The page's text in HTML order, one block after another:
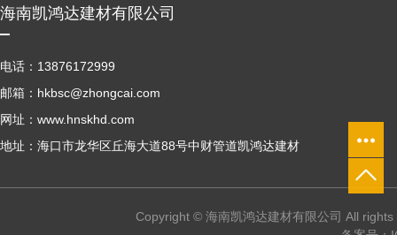
海南凯鸿达建材有限公司
电话：13876172999
邮箱：hkbsc@zhongcai.com
网址：www.hnskhd.com
地址：海口市龙华区丘海大道88号中财管道凯鸿达建材
Copyright © 海南凯鸿达建材有限公司 All